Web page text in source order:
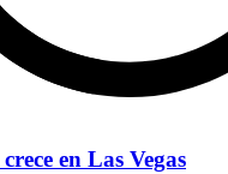
en Las Vegas